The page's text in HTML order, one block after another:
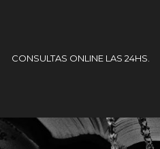
CONSULTAS ONLINE LAS 24HS.